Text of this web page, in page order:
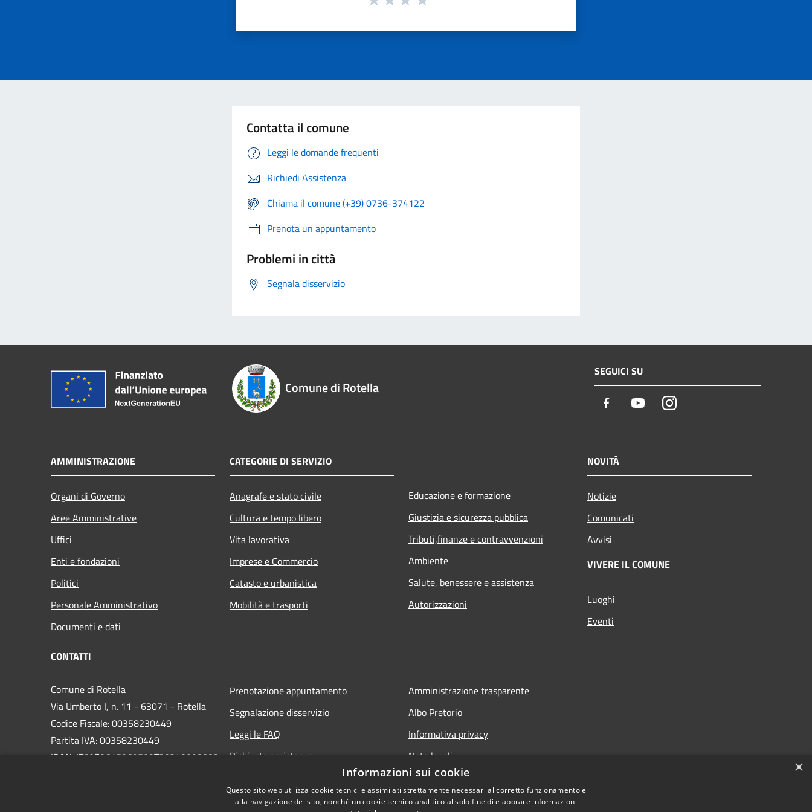
Contatta il comune
Leggi le domande frequenti
Richiedi Assistenza
Chiama il comune (+39) 0736-374122
Prenota un appuntamento
Problemi in città
Segnala disservizio
Comune di Rotella
SEGUICI SU
Facebook YoutubeInstagram
AMMINISTRAZIONE
Organi di Governo
Aree Amministrative
Uffici
Enti e fondazioni
Politici
Personale Amministrativo
Documenti e dati
CATEGORIE DI SERVIZIO
Anagrafe e stato civile
Cultura e tempo libero
Vita lavorativa
Imprese e Commercio
Catasto e urbanistica
Mobilità e trasporti
Educazione e formazione
Giustizia e sicurezza pubblica
Tributi,finanze e contravvenzioni
Ambiente
Salute, benessere e assistenza
Autorizzazioni
NOVITÀ
Notizie
Comunicati
Avvisi
VIVERE IL COMUNE
Luoghi
Eventi
CONTATTI
Comune di Rotella
Via Umberto I, n. 11 - 63071 - Rotella
Codice Fiscale: 00358230449
Partita IVA: 00358230449
IBAN: IT60E0615069500T20340098883
Prenotazione appuntamento
Segnalazione disservizio
Leggi le FAQ
Richiesta assistenza
Amministrazione trasparente
Albo Pretorio
Informativa privacy
Note legali
Dichiarazione di accessibilità
×
Informazioni sui cookie
Questo sito web utilizza cookie tecnici e assimilati strettamente necessari al corretto funzionamento e
alla navigazione del sito, nonché un cookie tecnico analitico al solo fine di elaborare informazioni